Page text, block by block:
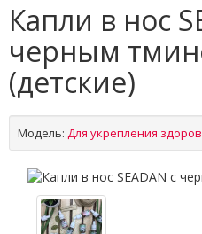
Капли в нос
черным
(детские)
Модель: Для укрепления